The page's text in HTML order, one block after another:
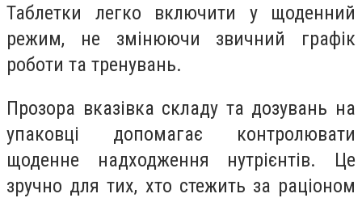
Таблетки легко включити у щоденний
режим, не змінюючи звичний графік
роботи та тренувань.
Прозора вказівка складу та дозувань на
упаковці допомагає контролювати
щоденне надходження нутрієнтів. Це
зручно для тих, хто стежить за раціоном